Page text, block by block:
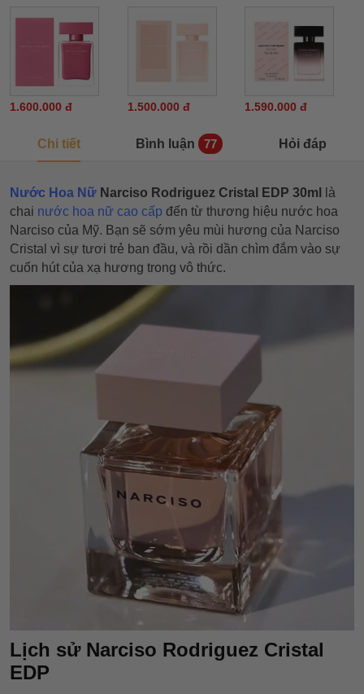
1.600.000 đ 1.500.000 đ 1.590.000 đ
Chi tiết Bình luận 77 Hỏi đáp
Nước Hoa Nữ Narciso Rodriguez Cristal EDP 30ml
là
chai nước hoa nữ cao cấp đến từ thương hiệu nước hoa
Narciso của Mỹ. Bạn sẽ sớm yêu mùi hương của Narciso
Cristal vì sự tươi trẻ ban đầu, và rồi dần chìm đắm vào sự
cuốn hút của xạ hương trong vô thức.
Lịch sử Narciso Rodriguez Cristal
EDP